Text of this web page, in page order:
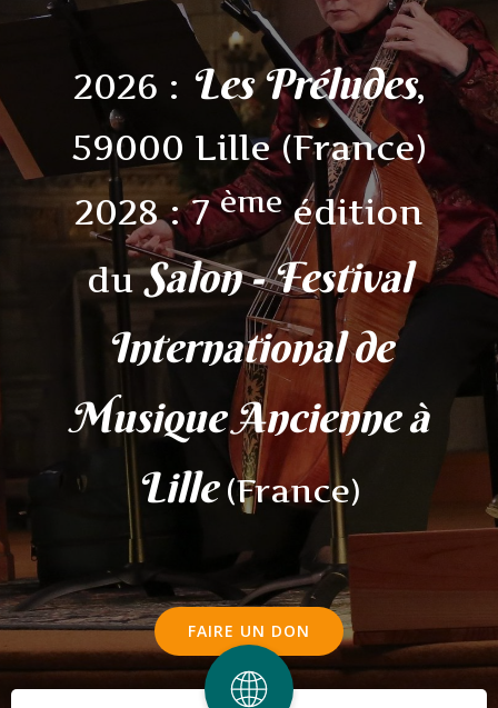
2026 : Les Préludes,
59000 Lille (France)
2028 : 7èmeédition
duSalon - Festival
International de
Musique Ancienne à
Lille(France)
FAIRE UN DON